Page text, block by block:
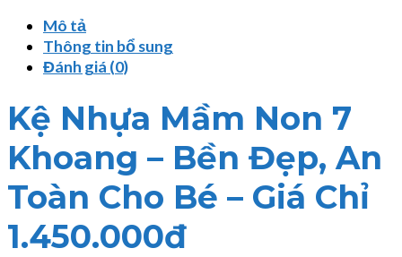
Mô tả
Thông tin bổ sung
Đánh giá (0)
Kệ Nhựa Mầm Non 7
Khoang – Bền Đẹp, An
Toàn Cho Bé – Giá Chỉ
1.450.000đ